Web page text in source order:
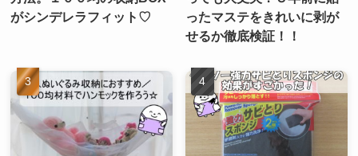
がシンデレラフィット♡
ったマステをきれいに剥が
せるか徹底検証！！